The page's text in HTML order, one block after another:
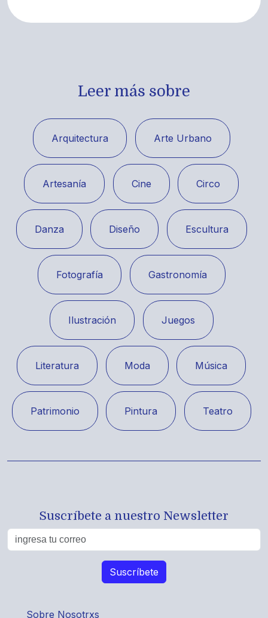
Leer más sobre
Arquitectura Arte Urbano
Artesanía Cine Circo
Danza Diseño Escultura
Fotografía Gastronomía
Ilustración Juegos
Literatura Moda Música
Patrimonio Pintura Teatro
Suscríbete a nuestro Newsletter
Sobre Nosotrxs